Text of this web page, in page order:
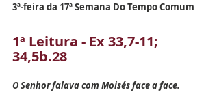
3ª-feira da 17ª Semana Do Tempo Comum
1ª Leitura - Ex 33,7-11;
34,5b.28
O Senhor falava com Moisés face a face.